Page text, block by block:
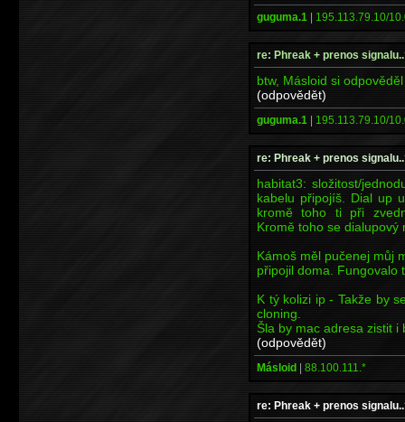
guguma.1 | 195.113.79.10/
re: Phreak + prenos
btw, Másloid si
(odpovědět)
guguma.1 | 195.113.79.10/
re: Phreak + prenos
habitat3: složitost/
kabelu připojíš. Dial up
kromě toho ti při
Kromě toho se
Kámoš měl pučenej můj
připojil doma. Fungovalo
K tý kolizi ip - Takže by
cloning.
Šla by mac adresa zistit
(odpovědět)
Másloid | 88.100.111.*
re: Phreak + prenos